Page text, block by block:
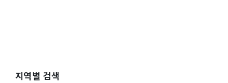
지역별 검색